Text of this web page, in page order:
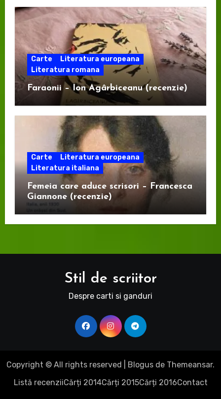
Carte
Literatura europeana
Literatura romana
Faraonii – Ion Agârbiceanu (recenzie)
Carte
Literatura europeana
Literatura italiana
Femeia care aduce scrisori – Francesca
Giannone (recenzie)
Stil de scriitor
Despre carti si ganduri
Copyright © All rights reserved Blogus de Themeansar.
Listă recenziiCărți 2014Cărți 2015Cărți 2016Contact